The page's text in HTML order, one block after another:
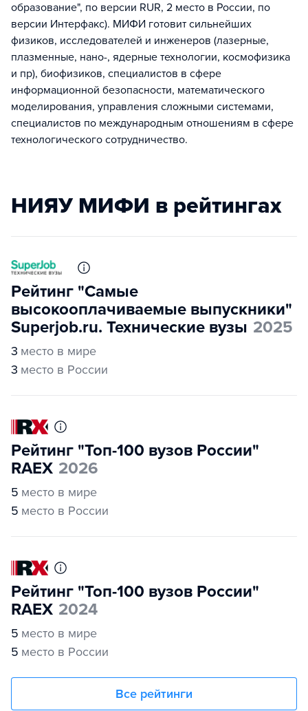
образование", по версии RUR, 2 место в России, по
версии Интерфакс). МИФИ готовит сильнейших
физиков, исследователей и инженеров (лазерные,
плазменные, нано-, ядерные технологии, космофизика
и пр), биофизиков, специалистов в сфере
информационной безопасности, математического
моделирования, управления сложными системами,
специалистов по международным отношениям в сфере
технологического сотрудничество.
НИЯУ МИФИ в рейтингах
Рейтинг "Самые
высокооплачиваемые выпускники"
Superjob.ru. Технические вузы 2025
3 место в мире
3 место в России
Рейтинг "Топ-100 вузов России"
RAEX 2026
5 место в мире
5 место в России
Рейтинг "Топ-100 вузов России"
RAEX 2024
5 место в мире
5 место в России
Все рейтинги